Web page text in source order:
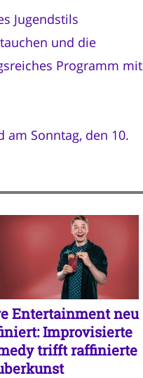
Jugendstils
und die
Programm mit
am Sonntag, den 10.
Entertainment neu
Improvisierte
trifft raffinierte